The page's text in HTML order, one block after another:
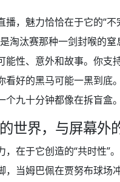
播，魅力恰恰在于它的“不
淘汰赛那种一剑封喉的
能性、意外和故事。你支
看好的黑马可能一黑到底
个九十分钟都像在拆盲盒。
世界，与屏幕外
，在于它创造的“共时性”
，当姆巴佩在贾努布球场